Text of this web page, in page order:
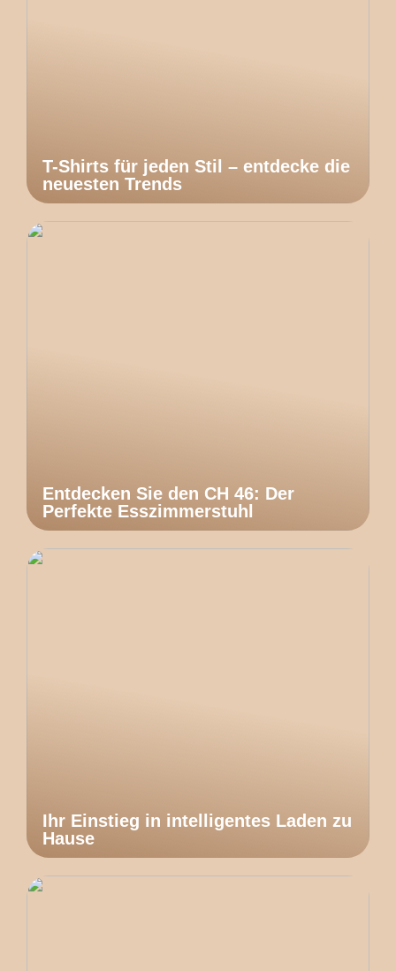
T-Shirts für jeden Stil – entdecke die
neuesten Trends
Entdecken Sie den CH 46: Der
Perfekte Esszimmerstuhl
Ihr Einstieg in intelligentes Laden zu
Hause